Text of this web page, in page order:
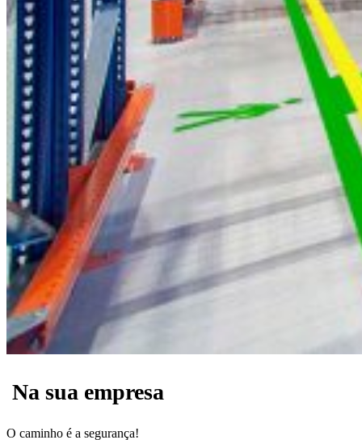
Na sua empresa
O caminho é a segurança!